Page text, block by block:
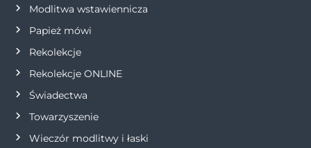
i
s
u
Modlitwa wstawiennicza
Papież mówi
Rekolekcje
Rekolekcje ONLINE
Świadectwa
Towarzyszenie
Wieczór modlitwy i łaski